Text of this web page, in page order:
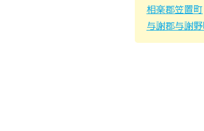
相楽郡笠置町
与謝郡与謝